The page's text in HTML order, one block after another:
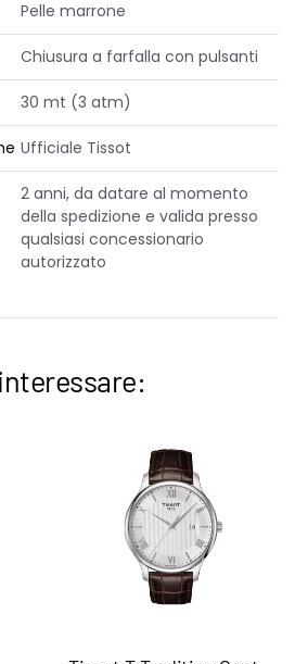
Pelle marrone
Chiusura a farfalla con pulsanti
30 mt (3 atm)
Ufficiale Tissot
2 anni, da datare al momento
della spedizione e valida presso
qualsiasi concessionario
autorizzato